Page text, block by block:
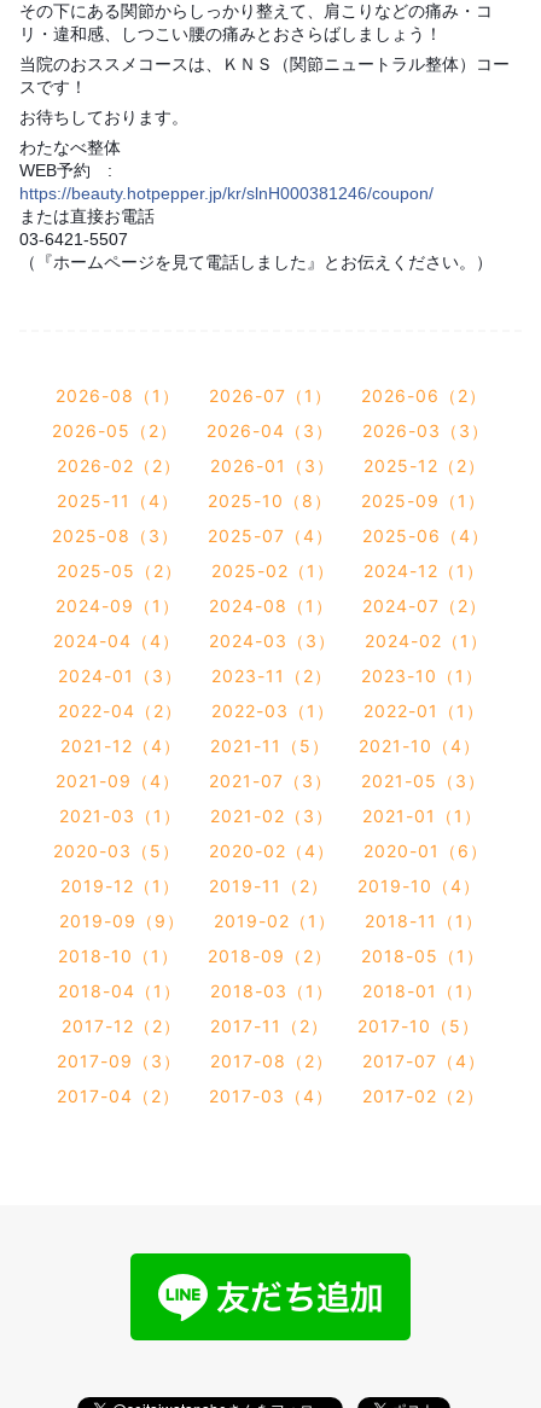
その下にある関節からしっかり整えて、肩こりなどの痛み・コ
リ・違和感、しつこい腰の痛みとおさらばしましょう！
当院のおススメコースは、ＫＮＳ（関節ニュートラル整体）コー
スです！
お待ちしております。
わたなべ整体
WEB予約 :
https://beauty.hotpepper.jp/kr/slnH000381246/coupon/
または直接お電話
03-6421-5507
（『ホームページを見て電話しました』とお伝えください。）
2026-08（1） 2026-07（1）
2026-06（2）
2026-05（2）
2026-04（3）
2026-03（3）
2026-02（2）
2026-01（3）
2025-12（2）
2025-11（4）
2025-10（8）
2025-09（1）
2025-08（3）
2025-07（4）
2025-06（4）
2025-05（2）
2025-02（1）
2024-12（1）
2024-09（1）
2024-08（1）
2024-07（2）
2024-04（4）
2024-03（3）
2024-02（1）
2024-01（3）
2023-11（2）
2023-10（1）
2022-04（2）
2022-03（1）
2022-01（1）
2021-12（4）
2021-11（5）
2021-10（4）
2021-09（4）
2021-07（3）
2021-05（3）
2021-03（1）
2021-02（3）
2021-01（1）
2020-03（5）
2020-02（4）
2020-01（6）
2019-12（1）
2019-11（2）
2019-10（4）
2019-09（9）
2019-02（1）
2018-11（1）
2018-10（1）
2018-09（2）
2018-05（1）
2018-04（1）
2018-03（1）
2018-01（1）
2017-12（2）
2017-11（2）
2017-10（5）
2017-09（3）
2017-08（2）
2017-07（4）
2017-04（2）
2017-03（4） 2017-02（2）